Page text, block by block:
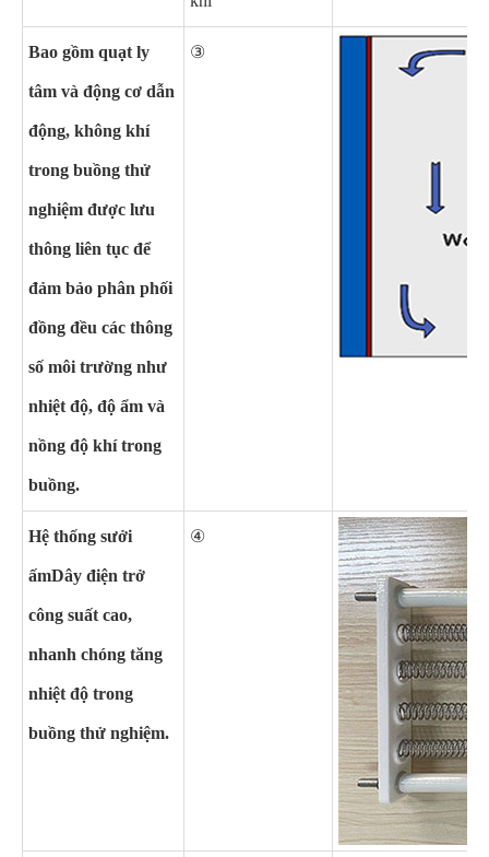
Bao gồm quạt ly
tâm và động cơ dẫn
động, không khí
trong buồng thử
nghiệm được lưu
thông liên tục để
đảm bảo phân phối
đồng đều các thông
số môi trường như
nhiệt độ, độ ẩm và
nồng độ khí trong
buồng.
③
Hệ thống sưởi
ấmDây điện trở
công suất cao,
nhanh chóng tăng
nhiệt độ trong
buồng thử nghiệm.
④